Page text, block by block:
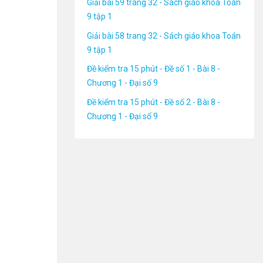
Giải bài 59 trang 32 - Sách giáo khoa Toán
9 tập 1
Giải bài 58 trang 32 - Sách giáo khoa Toán
9 tập 1
Đề kiểm tra 15 phút - Đề số 1 - Bài 8 -
Chương 1 - Đại số 9
Đề kiểm tra 15 phút - Đề số 2 - Bài 8 -
Chương 1 - Đại số 9